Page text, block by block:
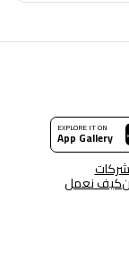
EXPLORE IT ON
App Gallery
كيف نعمل